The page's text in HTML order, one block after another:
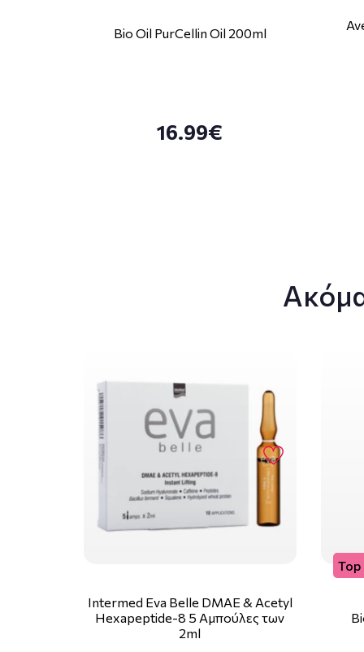
Bio Oil PurCellin Oil 200ml
16.99€
Intermed Eva Belle DMAE & Acetyl
Hexapeptide-8 5 Αμπούλες των
2ml
Top